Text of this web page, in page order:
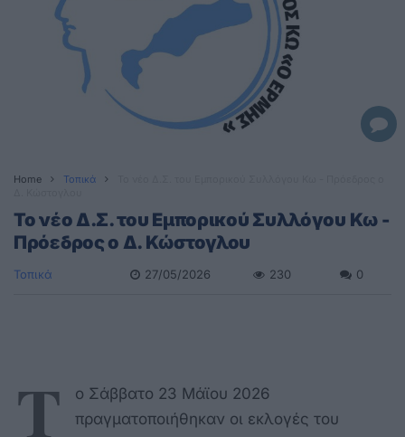
Home Τοπικά
Το νέο Δ.Σ. του Εμπορικού Συλλόγου Κω -
Πρόεδρος ο Δ. Κώστογλου
Τοπικά 27/05/2026 230 0
Τ
ο Σάββατο 23 Μάϊου 2026
πραγματοποιήθηκαν οι εκλογές του